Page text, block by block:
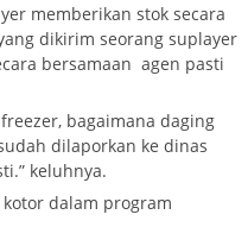
memberikan stok secara
dikirim seorang suplayer
bersamaan agen pasti
bagaimana daging
dilaporkan ke dinas
keluhnya.
dalam program